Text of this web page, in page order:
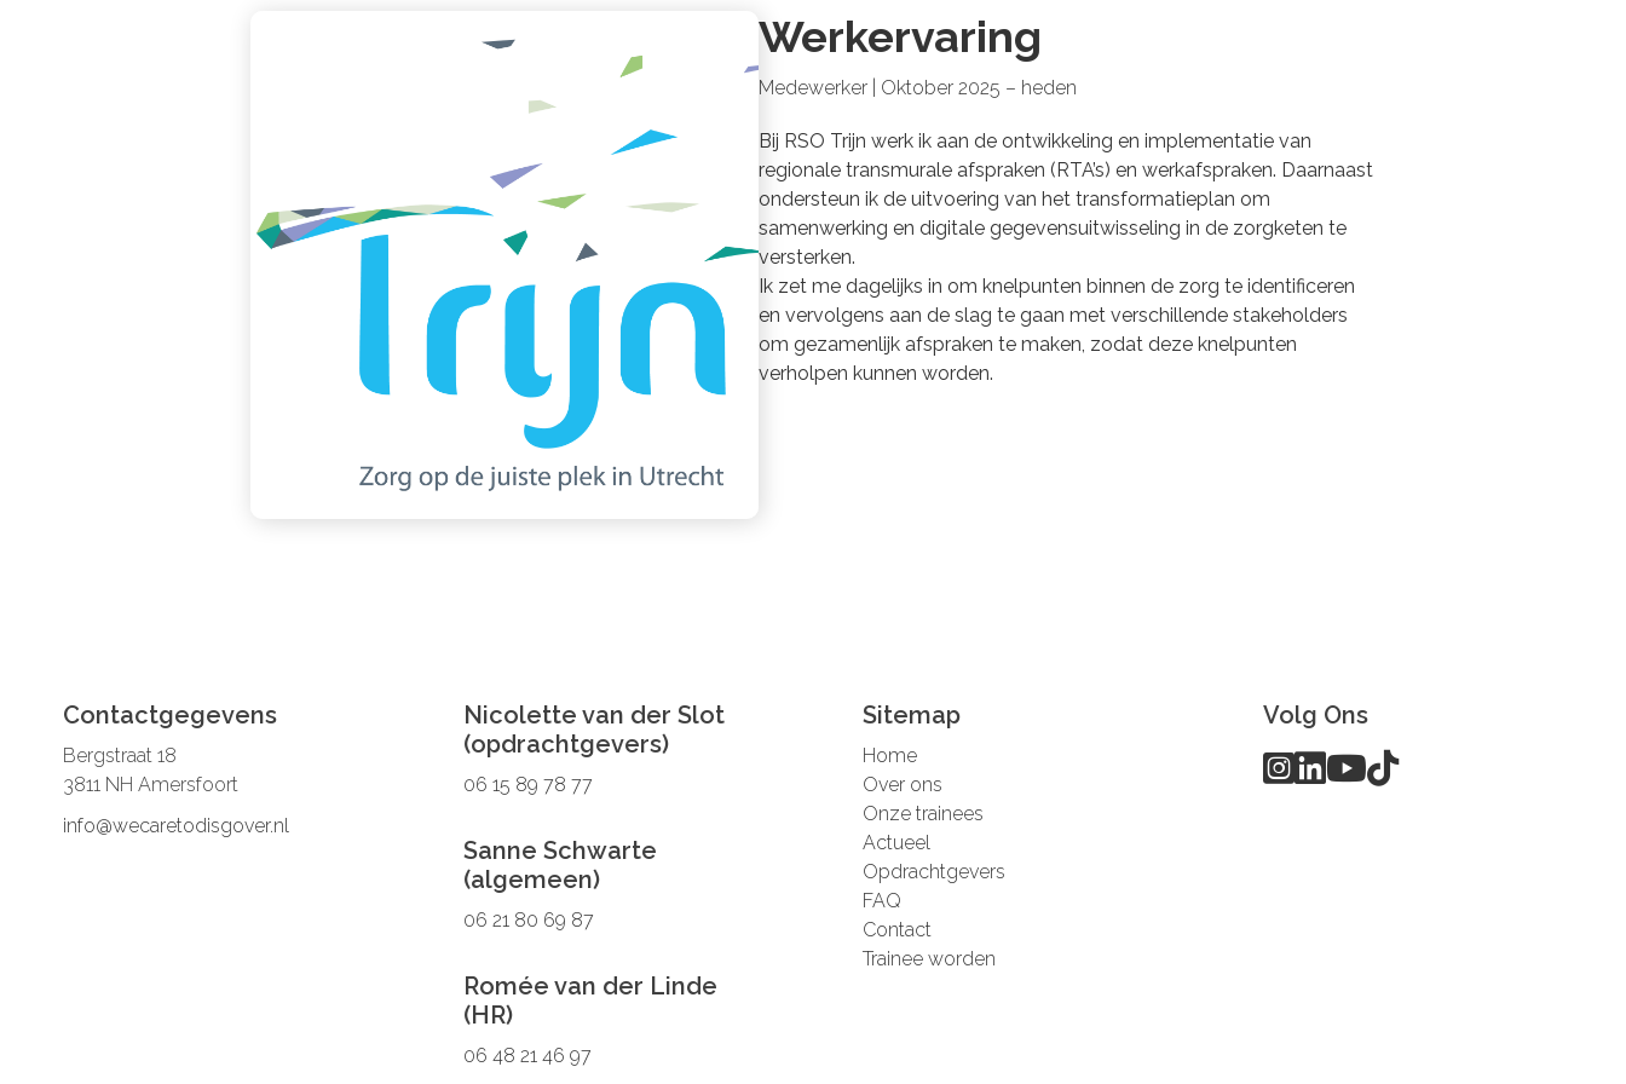
Werkervaring
Medewerker | Oktober 2025 – heden
Bij RSO Trijn werk ik aan de ontwikkeling en implementatie van
regionale transmurale afspraken (RTA’s) en werkafspraken. Daarnaast
ondersteun ik de uitvoering van het transformatieplan om
samenwerking en digitale gegevensuitwisseling in de zorgketen te
versterken.
Ik zet me dagelijks in om knelpunten binnen de zorg te identificeren
en vervolgens aan de slag te gaan met verschillende stakeholders
om gezamenlijk afspraken te maken, zodat deze knelpunten
verholpen kunnen worden.
Contactgegevens
Bergstraat 18
3811 NH Amersfoort
info@wecaretodisgover.nl
Nicolette van der Slot
(opdrachtgevers)
06 15 89 78 77
Sanne Schwarte
(algemeen)
06 21 80 69 87
Romée van der Linde
(HR)
06 48 21 46 97
Sitemap
Home
Over ons
Onze trainees
Actueel
Opdrachtgevers
FAQ
Contact
Trainee worden
Volg Ons